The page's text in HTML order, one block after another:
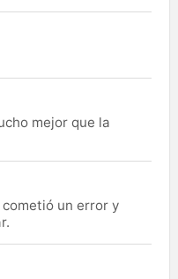
mejor que la
un error y